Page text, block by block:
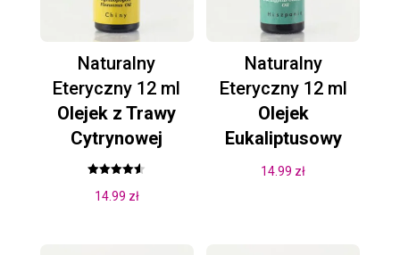
Naturalny
Eteryczny 12 ml
Olejek z Trawy
Cytrynowej
4.50
14.99 zł
Naturalny
Eteryczny 12 ml
Olejek
Eukaliptusowy
14.99 zł